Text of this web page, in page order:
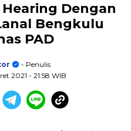
Hearing Dengan
Bengkulu
PAD
- Penulis
2021 - 21:58 WIB